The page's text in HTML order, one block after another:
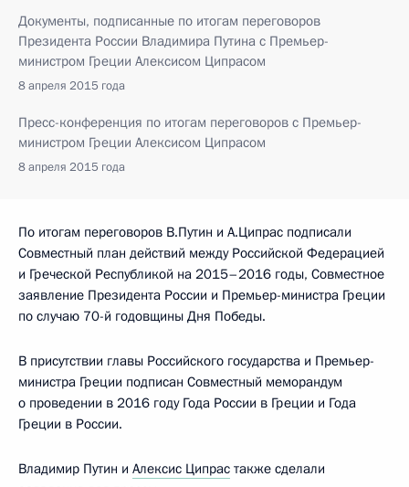
Документы, подписанные по итогам переговоров
Президента России Владимира Путина с Премьер-
министром Греции Алексисом Ципрасом
8 апреля 2015 года
Пресс-конференция по итогам переговоров с Премьер-
министром Греции Алексисом Ципрасом
8 апреля 2015 года
По итогам переговоров В.Путин и А.Ципрас подписали
Совместный план действий между Российской Федерацией
и Греческой Республикой на 2015–2016 годы, Совместное
заявление Президента России и Премьер-министра Греции
по случаю 70-й годовщины Дня Победы.
В присутствии главы Российского государства и Премьер-
министра Греции подписан Совместный меморандум
о проведении в 2016 году Года России в Греции и Года
Греции в России.
Владимир Путин и Алексис Ципрас также сделали